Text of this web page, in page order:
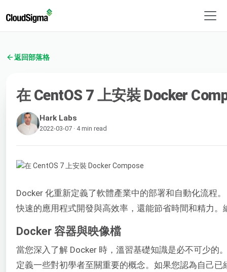
返回部落格
在 CentOS 7 上安裝 Docker
Hark Labs
2022-03-07 · 4 min read
Docker 化重新定義了軟體產業中的部署和自動化流程
快速的應用程式開發與高效率，還能節省時間和精力
Docker 容器與映像檔
當您深入了解 Docker 時，溫習基礎知識是必不可少的
定義一些對初學者至關重要的概念。如果您認為自己